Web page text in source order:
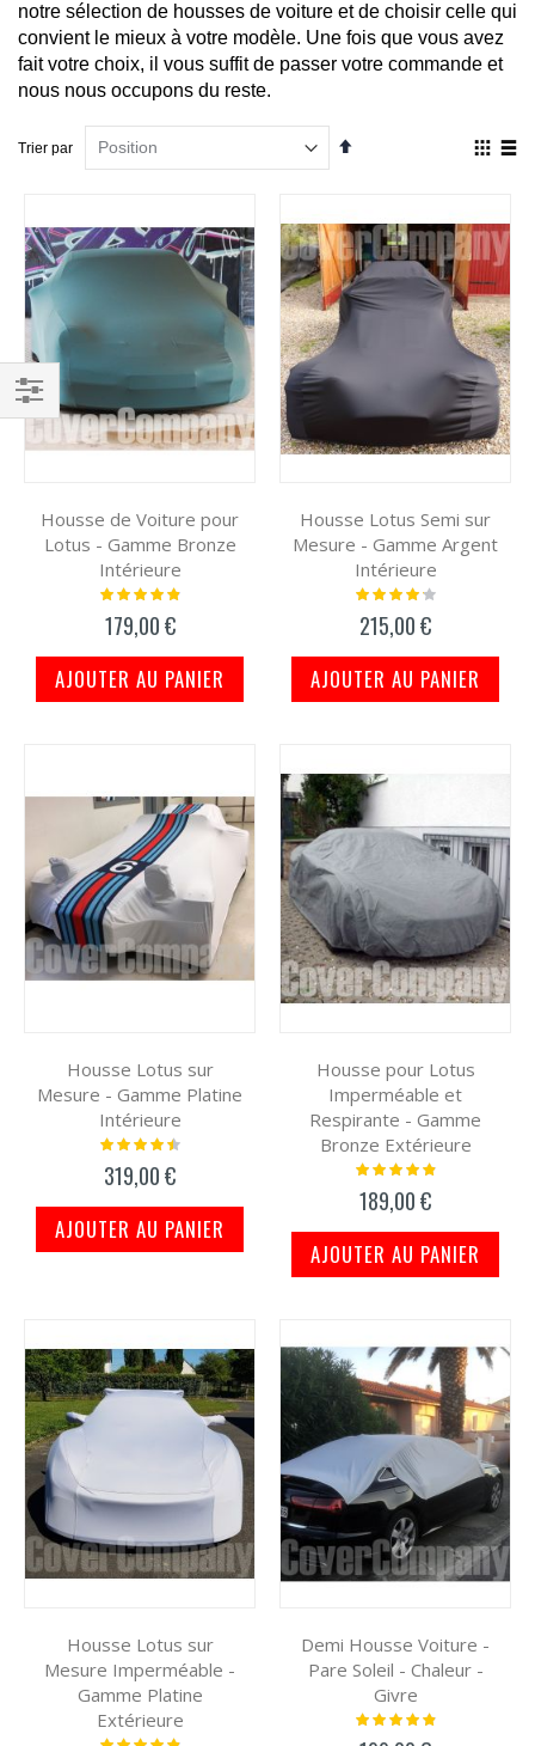
notre sélection de housses de voiture et de choisir celle qui
convient le mieux à votre modèle. Une fois que vous avez
fait votre choix, il vous suffit de passer votre commande et
nous nous occupons du reste.
Trier par
Par
Housse de Voiture pour
Lotus - Gamme Bronze
Intérieure
Notation:
179,00 €
AJOUTER AU PANIER
Housse Lotus Semi sur
Mesure - Gamme Argent
Intérieure
Notation:
215,00 €
AJOUTER AU PANIER
Housse Lotus sur
Mesure - Gamme Platine
Intérieure
Notation:
319,00 €
AJOUTER AU PANIER
Housse pour Lotus
Imperméable et
Respirante - Gamme
Bronze Extérieure
Notation:
189,00 €
AJOUTER AU PANIER
Housse Lotus sur
Mesure Imperméable -
Gamme Platine
Extérieure
Notation:
Demi Housse Voiture -
Pare Soleil - Chaleur -
Givre
Notation:
Filtrer
par